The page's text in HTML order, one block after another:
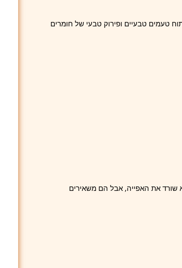
טבעיים ופירוק טבעי של חומרים
שורד את האפייה, אבל הם משאירים